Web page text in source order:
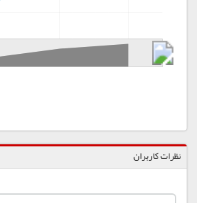
نظرات کاربران